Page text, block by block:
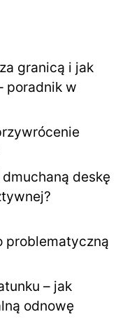
granicą i jak
poradnik w
deskę
problematyczną
– jak
odnowę